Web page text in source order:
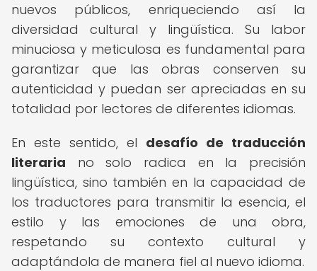
nuevos públicos, enriqueciendo así la
diversidad cultural y lingüística. Su labor
minuciosa y meticulosa es fundamental para
garantizar que las obras conserven su
autenticidad y puedan ser apreciadas en su
totalidad por lectores de diferentes idiomas.
En este sentido, el desafío de traducción
literaria no solo radica en la precisión
lingüística, sino también en la capacidad de
los traductores para transmitir la esencia, el
estilo y las emociones de una obra,
respetando su contexto cultural y
adaptándola de manera fiel al nuevo idioma.